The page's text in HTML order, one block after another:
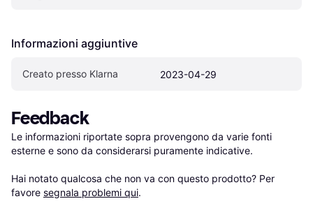
Informazioni aggiuntive
Creato presso Klarna 2023-04-29
Feedback
Le informazioni riportate sopra provengono da varie fonti
esterne e sono da considerarsi puramente indicative.
Hai notato qualcosa che non va con questo prodotto? Per
favore segnala problemi qui.